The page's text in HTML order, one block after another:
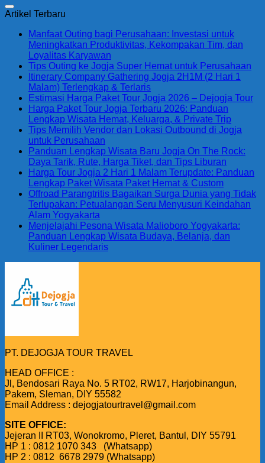
Artikel Terbaru
Manfaat Outing bagi Perusahaan: Investasi untuk
Meningkatkan Produktivitas, Kekompakan Tim, dan
Loyalitas Karyawan
Tips Outing ke Jogja Super Hemat untuk Perusahaan
Itinerary Company Gathering Jogja 2H1M (2 Hari 1
Malam) Terlengkap & Terlaris
Estimasi Harga Paket Tour Jogja 2026 – Dejogja Tour
Harga Paket Tour Jogja Terbaru 2026: Panduan
Lengkap Wisata Hemat, Keluarga, & Private Trip
Tips Memilih Vendor dan Lokasi Outbound di Jogja
untuk Perusahaan
Panduan Lengkap Wisata Baru Jogja On The Rock:
Daya Tarik, Rute, Harga Tiket, dan Tips Liburan
Harga Tour Jogja 2 Hari 1 Malam Terupdate: Panduan
Lengkap Paket Wisata Paket Hemat & Custom
Offroad Parangtritis Bagaikan Surga Dunia yang Tidak
Terlupakan: Petualangan Seru Menyusuri Keindahan
Alam Yogyakarta
Menjelajahi Pesona Wisata Malioboro Yogyakarta:
Panduan Lengkap Wisata Budaya, Belanja, dan
Kuliner Legendaris
PT. DEJOGJA TOUR TRAVEL
HEAD OFFICE :
Jl, Bendosari Raya No. 5 RT02, RW17, Harjobinangun,
Pakem, Sleman, DIY 55582
Email Address : dejogjatourtravel@gmail.com
SITE OFFICE:
Jejeran II RT03, Wonokromo, Pleret, Bantul, DIY 55791
HP 1 : 0812 1070 343 (Whatsapp)
HP 2 : 0812 6678 2979 (Whatsapp)